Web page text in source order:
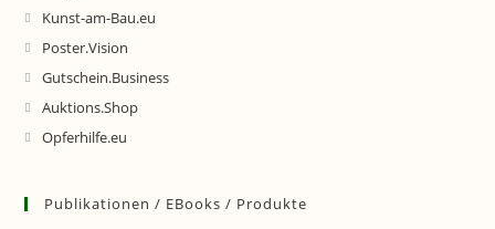
Kunst-am-Bau.eu
Poster.Vision
Gutschein.Business
Auktions.Shop
Opferhilfe.eu
Publikationen / EBooks / Produkte